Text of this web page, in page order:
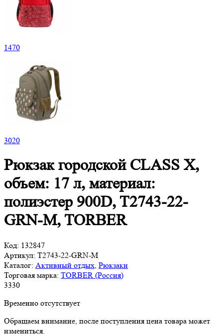
1470
3020
Рюкзак городской CLASS X,
объем: 17 л, материал:
полиэстер 900D, T2743-22-
GRN-M, TORBER
Код: 132847
Артикул: T2743-22-GRN-M
Каталог: Активный отдых Рюкзаки
Торговая марка: TORBER (Россия)
3330
Временно отсутствует
Обращаем внимание, после поступления цена товара может
измениться.